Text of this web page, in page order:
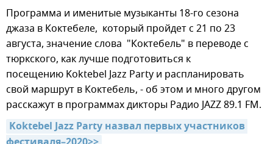
Программа и именитые музыканты 18-го сезона
джаза в Коктебеле, который пройдет с 21 по 23
августа, значение слова "Коктебель" в переводе с
тюркского, как лучше подготовиться к
посещению Koktebel Jazz Party и распланировать
свой маршрут в Коктебель, - об этом и много другом
расскажут в программах дикторы Радио JAZZ 89.1 FM.
Koktebel Jazz Party назвал первых участников